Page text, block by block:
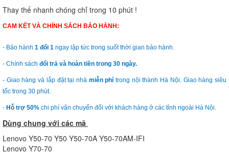
Thay thế nhanh chóng chỉ trong 10 phút !
CAM KẾT VÀ CHÍNH SÁCH BẢO HÀNH:
- Bảo hành 1 đổi 1 ngay lập tức trong suốt thời gian bảo hành.
- Chính sách đổi trả và hoàn tiền trong 30 ngày.
- Giao hàng và lắp đặt tại nhà miễn phí trong nội thành Hà Nội. Giao hàng siêu
tốc trong 30 phút.
- Hỗ trợ 50% chi phí vận chuyển đối với khách hàng ở các tỉnh ngoài Hà Nội.
Dùng chung với các mã
Lenovo Y50-70 Y50 Y50-70A Y50-70AM-IFI
Lenovo Y70-70